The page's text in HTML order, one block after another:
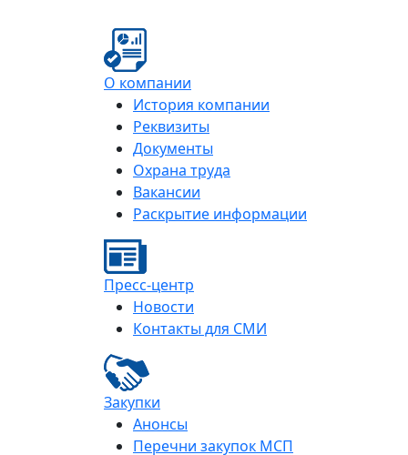
О компании
История компании
Реквизиты
Документы
Охрана труда
Вакансии
Раскрытие информации
Пресс-центр
Новости
Контакты для СМИ
Закупки
Анонсы
Перечни закупок МСП